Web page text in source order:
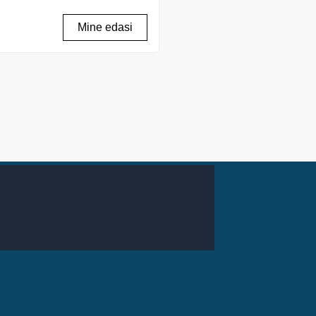
Mine edasi